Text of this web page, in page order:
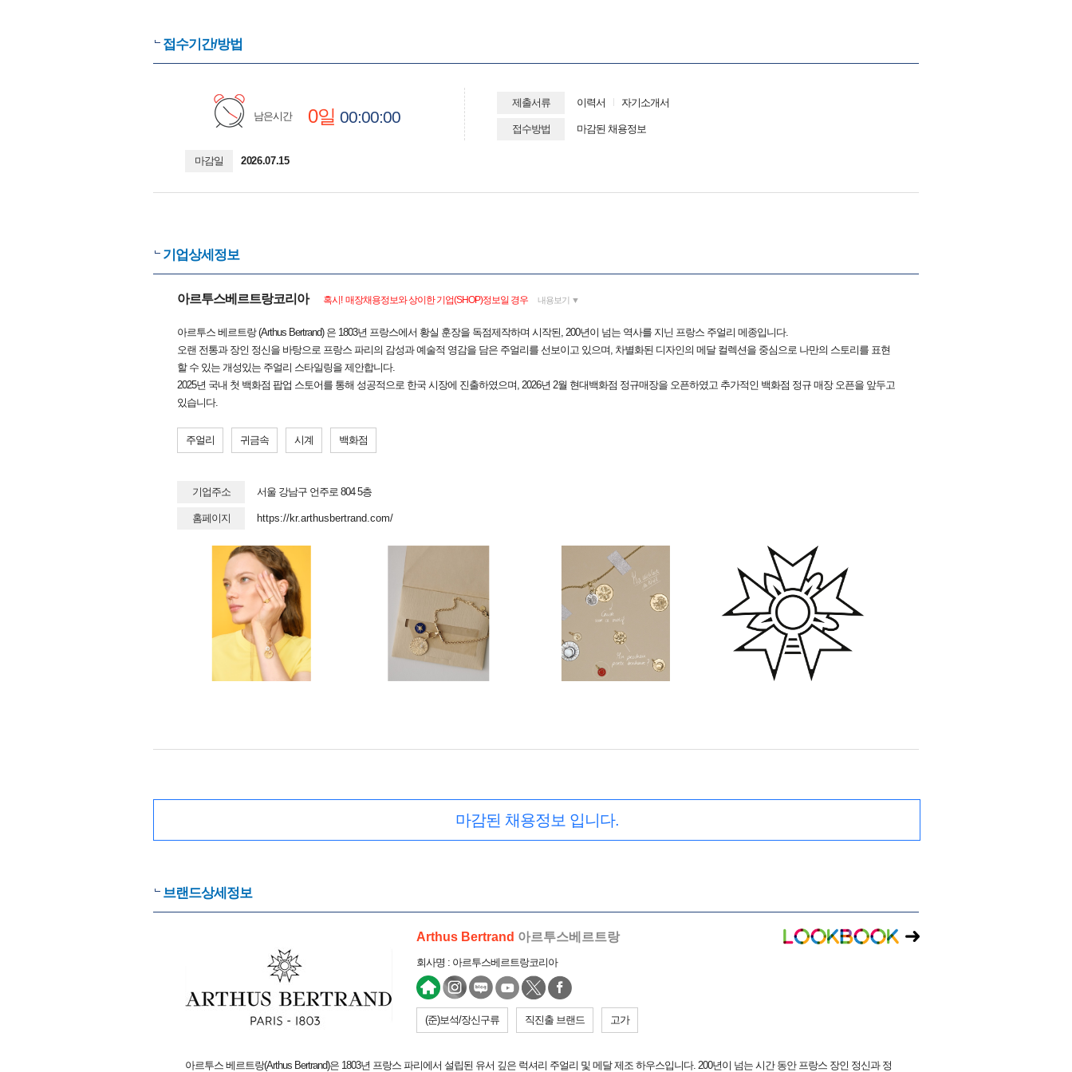
접수기간/방법
남은시간 0일 00:00:00
마감일 2026.07.15
제출서류 이력서 자기소개서
접수방법 마감된 채용정보
기업상세정보
아르투스베르트랑코리아 혹시! 매장채용정보와 상이한 기업(SHOP)정보일 경우 내용보기 ▼
아르투스 베르트랑 (Arthus Bertrand) 은 1803년 프랑스에서 황실 훈장을 독점제작하며 시작된, 200년이 넘는 역사를 지닌 프랑스 주얼리 메종입니다.
오랜 전통과 장인 정신을 바탕으로 프랑스 파리의 감성과 예술적 영감을 담은 주얼리를 선보이고 있으며, 차별화된 디자인의 메달 컬렉션을 중심으로 나만의 스토리를 표현
할 수 있는 개성있는 주얼리 스타일링을 제안합니다.
2025년 국내 첫 백화점 팝업 스토어를 통해 성공적으로 한국 시장에 진출하였으며, 2026년 2월 현대백화점 정규매장을 오픈하였고 추가적인 백화점 정규 매장 오픈을 앞두고
있습니다.
주얼리 귀금속 시계 백화점
기업주소 서울 강남구 언주로 804 5층
홈페이지 https://kr.arthusbertrand.com/
마감된 채용정보 입니다.
브랜드상세정보
Arthus Bertrand 아르투스베르트랑
회사명 : 아르투스베르트랑코리아
(준)보석/장신구류 직진출 브랜드 고가
아르투스 베르트랑(Arthus Bertrand)은 1803년 프랑스 파리에서 설립된 유서 깊은 럭셔리 주얼리 및 메달 제조 하우스입니다. 200년이 넘는 시간 동안 프랑스 장인 정신과 정